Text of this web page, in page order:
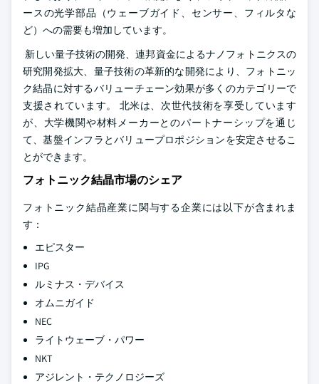
ースの光学部品（ウェーブガイド、センサー、フィルタな
ど）への需要も増加しています。
新しい量子技術の開発、連邦資金によるナノフォトニクスの
研究開発拡大、量子技術の革新的な開発により、フォトニッ
ク結晶に対するバリューチェーン効果が多くのカテゴリーで
支援されています。 北米は、次世代技術を享受しています
が、大学機関や材料メーカーとのパートナーシップを通じ
て、基盤インフラとバリュープロポジションを安定させるこ
とができます。
フォトニック結晶市場のシェア
フォトニック結晶産業に関与する企業には以下が含まれま
す：
エピスター
IPG
ルミナス・デバイス
オムニガイド
NEC
ライトウェーブ・パワー
NKT
アジレント・テクノロジーズ